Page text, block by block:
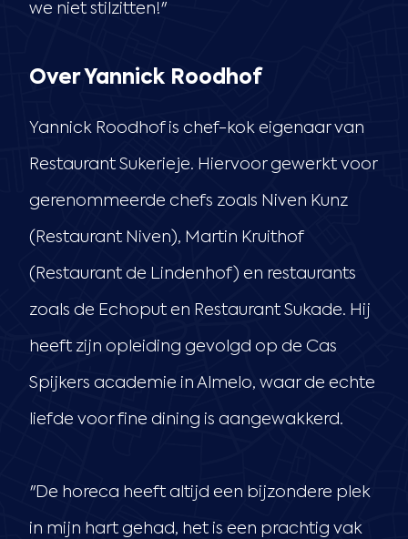
we niet stilzitten!"
Over Yannick Roodhof
Yannick Roodhof is chef-kok eigenaar van
Restaurant Sukerieje. Hiervoor gewerkt voor
gerenommeerde chefs zoals Niven Kunz
(Restaurant Niven), Martin Kruithof
(Restaurant de Lindenhof) en restaurants
zoals de Echoput en Restaurant Sukade. Hij
heeft zijn opleiding gevolgd op de Cas
Spijkers academie in Almelo, waar de echte
liefde voor fine dining is aangewakkerd.
"De horeca heeft altijd een bijzondere plek
in mijn hart gehad, het is een prachtig vak